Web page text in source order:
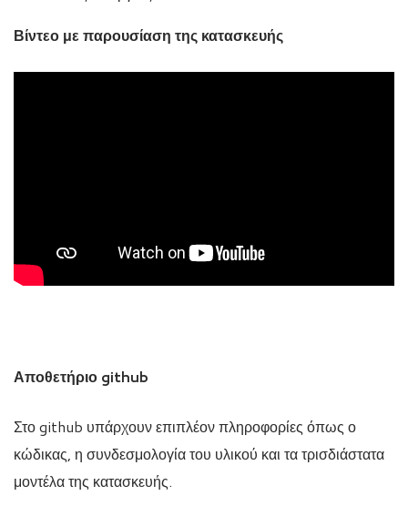
Βίντεο με παρουσίαση της κατασκευής
Αποθετήριο github
Στο github υπάρχουν επιπλέον πληροφορίες όπως ο
κώδικας, η συνδεσμολογία του υλικού και τα τρισδιάστατα
μοντέλα της κατασκευής.